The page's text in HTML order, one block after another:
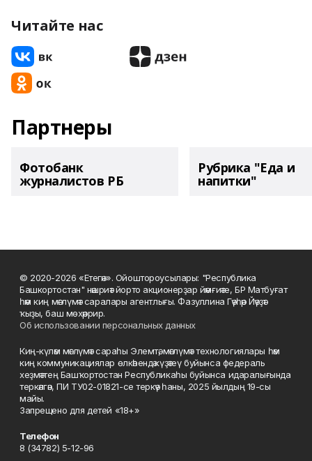
Читайте нас
Партнеры
Фотобанк
журналистов РБ
Рубрика "Еда и
напитки"
© 2020-2026 «Етегән». Ойоштороусылары: "Республика
Башкортостан" нәшриәт йорто акционерҙар йәмғиәте, БР Матбуғат
һәм киң мәғлүмәт саралары агентлығы. Фазуллина Гәүһәр Йәүҙәт
ҡыҙы, баш мөхәррир.
Об использовании персональных данных
Киң-күләм мәғлүмәт сараһы Элемтә, мәғлүмәт технологиялары һәм
киң коммуникациялар өлкәһендә күҙәтеү буйынса федераль
хеҙмәттең Башҡортостан Республикаһы буйынса идаралығында
теркәлгән, ПИ ТУ02-01821-се теркәү һаны, 2025 йылдың 19-сы
майы.
Запрещено для детей «18+»
Телефон
8 (34782) 5-12-96